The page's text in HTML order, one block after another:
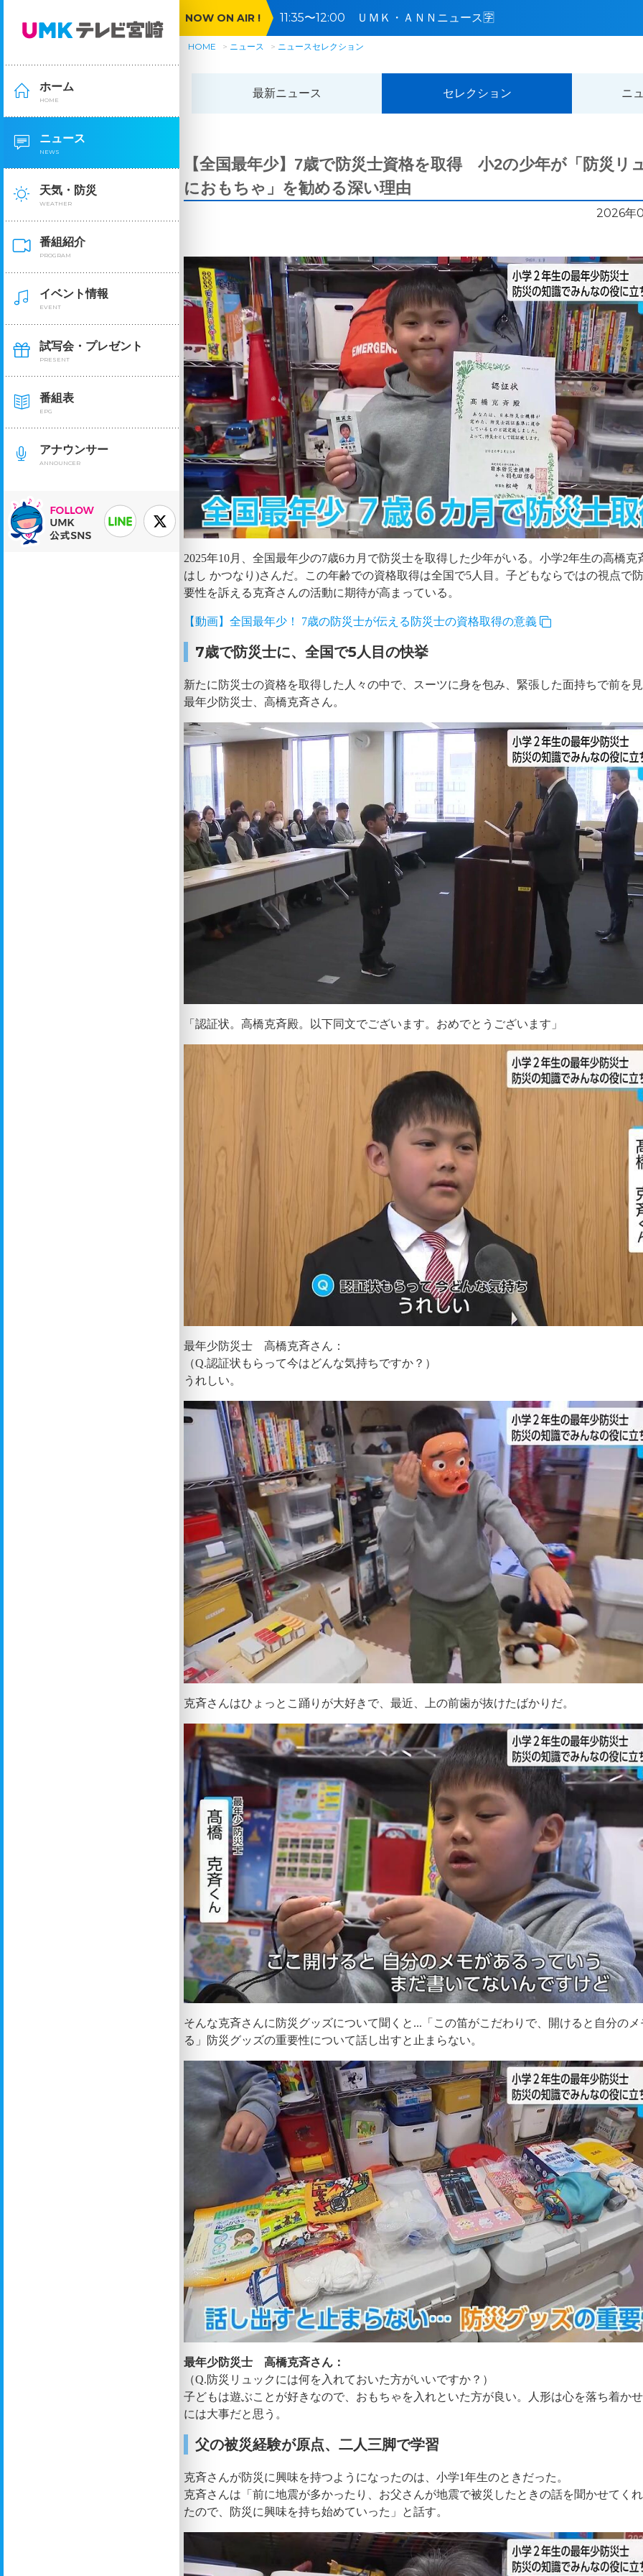
ホーム
HOME
ニュース
NEWS
天気・防災
WEATHER
番組紹介
PROGRAM
イベント情報
EVENT
試写会・プレゼント
PRESENT
番組表
EPG
アナウンサー
ANNOUNCER
NOW ON AIR ! 11:35〜12:00 ＵＭＫ・ＡＮＮニュース🈑
HOME ニュース ニュースセレクション
最新ニュース セレクション ニ
【全国最年少】7歳で防災士資格を取得 小2の少年が「防災リ
におもちゃ」を勧める深い理由
2026年
2025年10月、全国最年少の7歳6カ月で防災士を取得した少年がいる。小学2年生の高橋克
はし かつなり)さんだ。この年齢での資格取得は全国で5人目。子どもならではの視点で
要性を訴える克斉さんの活動に期待が高まっている。
【動画】全国最年少！ 7歳の防災士が伝える防災士の資格取得の意義
7歳で防災士に、全国で5人目の快挙
新たに防災士の資格を取得した人々の中で、スーツに身を包み、緊張した面持ちで前を
最年少防災士、高橋克斉さん。
「認証状。高橋克斉殿。以下同文でございます。おめでとうございます」
最年少防災士 高橋克斉さん：
（Q.認証状もらって今はどんな気持ちですか？）
うれしい。
克斉さんはひょっとこ踊りが大好きで、最近、上の前歯が抜けたばかりだ。
そんな克斉さんに防災グッズについて聞くと...「この笛がこだわりで、開けると自分の
る」防災グッズの重要性について話し出すと止まらない。
最年少防災士 高橋克斉さん：
（Q.防災リュックには何を入れておいた方がいいですか？）
子どもは遊ぶことが好きなので、おもちゃを入れといた方が良い。人形は心を落ち着か
には大事だと思う。
父の被災経験が原点、二人三脚で学習
克斉さんが防災に興味を持つようになったのは、小学1年生のときだった。
克斉さんは「前に地震が多かったり、お父さんが地震で被災したときの話を聞かせてく
たので、防災に興味を持ち始めていった」と話す。